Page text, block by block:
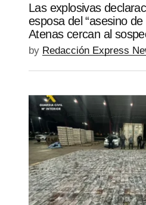
Las explosivas
esposa del “asesino
Atenas cercan al
by Redacción Express